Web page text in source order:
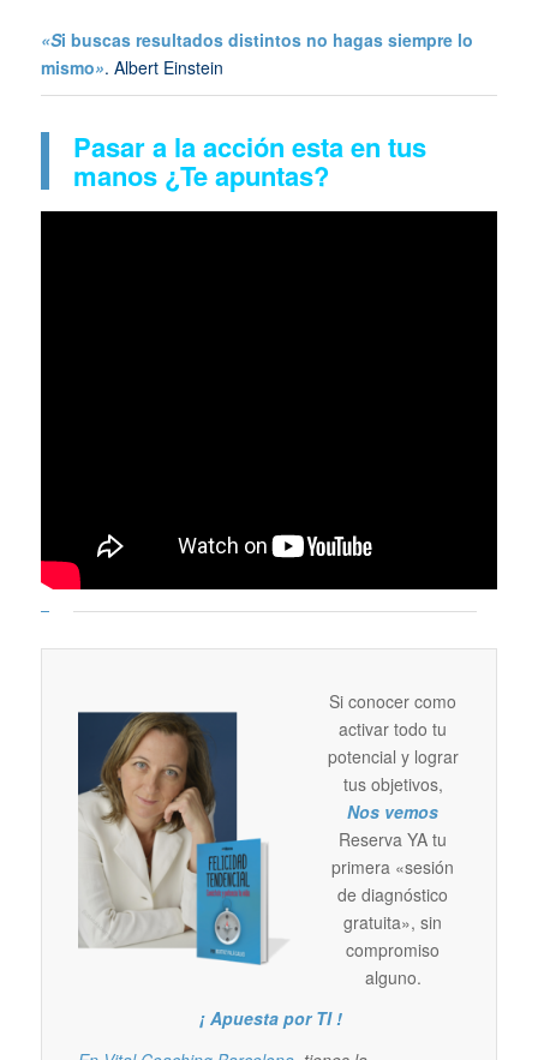
«Si buscas resultados distintos no hagas siempre lo
mismo». Albert Einstein
Pasar a la acción esta en tus
manos ¿Te apuntas?
Si conocer como
activar todo tu
potencial y lograr
tus objetivos,
Nos vemos
Reserva YA tu
primera «sesión
de diagnóstico
gratuita», sin
compromiso
alguno.
¡ Apuesta por TI !